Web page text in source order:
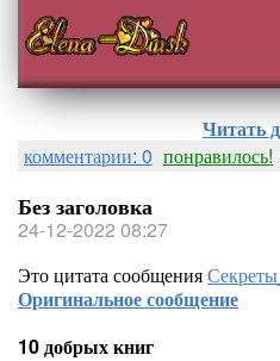
Читать
комментарии: 0 понравилось!
Без заголовка
24-12-2022 08:27
Это цитата сообщения
Оригинальное сообщение
10 добрых книг